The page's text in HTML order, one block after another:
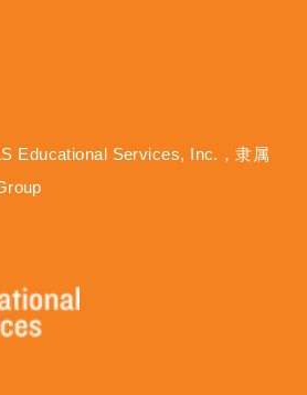
Educational Services, Inc.，隶属